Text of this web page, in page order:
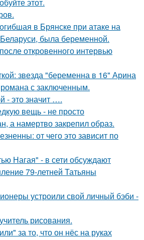
этот.
в Брянске при атаке на
была беременной.
откровенного интервью
звезда "беременна в 16" Арина
с заключенным.
- это значит ….
вещь - не просто
а намертво закрепил образ.
от чего это зависит по
Нагая" - в сети обсуждают
79-летней Татьяны
устроили свой личный бэби -
рисования.
за то, что он нёс на руках